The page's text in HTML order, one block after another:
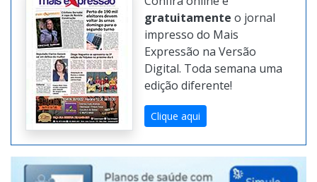
JORNAL DIGITAL
Confira online e
gratuitamenteo jornal
impresso do Mais
Expressão na Versão
Digital. Toda semana uma
edição diferente!